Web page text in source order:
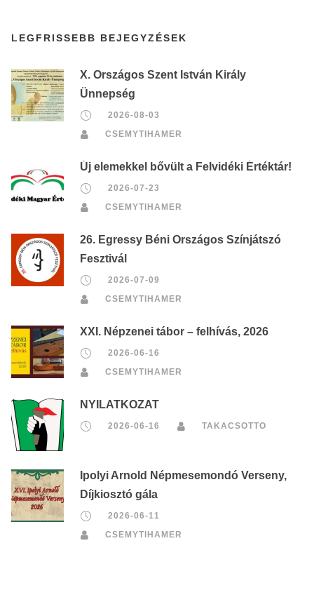
LEGFRISSEBB BEJEGYZÉSEK
X. Országos Szent István Király
Ünnepség
2026-08-03
CSEMYTIHAMER
Új elemekkel bővült a Felvidéki Értéktár!
2026-07-23
CSEMYTIHAMER
26. Egressy Béni Országos Színjátszó
Fesztivál
2026-07-09
CSEMYTIHAMER
XXI. Népzenei tábor – felhívás, 2026
2026-06-16
CSEMYTIHAMER
NYILATKOZAT
2026-06-16 TAKACSOTTO
Ipolyi Arnold Népmesemondó Verseny,
Díjkiosztó gála
2026-06-11
CSEMYTIHAMER